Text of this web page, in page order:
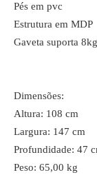
Pés em pvc
Estrutura em MDP
Gaveta suporta
Dimensões:
Altura: 108 cm
Largura: 147 cm
Profundidade: 47
Peso: 65,00 kg